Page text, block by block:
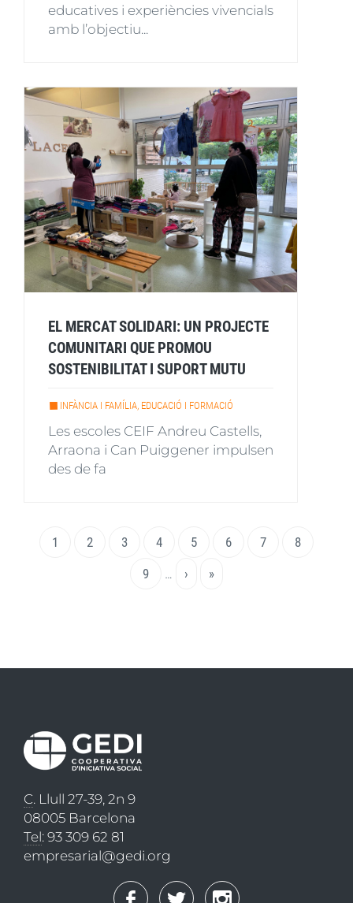
educatives i experiències vivencials
amb l’objectiu...
EL MERCAT SOLIDARI: UN PROJECTE
COMUNITARI QUE PROMOU
SOSTENIBILITAT I SUPORT MUTU
INFÀNCIA I FAMÍLIA, EDUCACIÓ I FORMACIÓ
Les escoles CEIF Andreu Castells,
Arraona i Can Puiggener impulsen
des de fa
PaginacióPàgina
1 Page
2 Page
3 Page
4 Page
5 Page
6 Page
7 Page
8
Page
9 …
Pàgina
›
Última
»
C. Llull 27-39, 2n 9
08005 Barcelona
Tel: 93 309 62 81
empresarial@gedi.org